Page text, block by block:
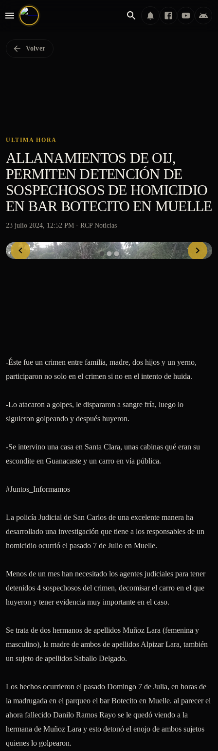
Volver
ULTIMA HORA
ALLANAMIENTOS DE OIJ,
PERMITEN DETENCIÓN DE
SOSPECHOSOS DE HOMICIDIO
EN BAR BOTECITO EN MUELLE
23 julio 2024, 12:52 PM · RCP Noticias
-Éste fue un crimen entre familia, madre, dos hijos y un yerno,
participaron no solo en el crimen si no en el intento de huida.
-Lo atacaron a golpes, le dispararon a sangre fría, luego lo
siguieron golpeando y después huyeron.
-Se intervino una casa en Santa Clara, unas cabinas qué eran su
escondite en Guanacaste y un carro en vía pública.
#Juntos_Informamos
La policía Judicial de San Carlos de una excelente manera ha
desarrollado una investigación que tiene a los responsables de un
homicidio ocurrió el pasado 7 de Julio en Muelle.
Menos de un mes han necesitado los agentes judiciales para tener
detenidos 4 sospechosos del crimen, decomisar el carro en el que
huyeron y tener evidencia muy importante en el caso.
Se trata de dos hermanos de apellidos Muñoz Lara (femenina y
masculino), la madre de ambos de apellidos Alpizar Lara, también
un sujeto de apellidos Saballo Delgado.
Los hechos ocurrieron el pasado Domingo 7 de Julia, en horas de
la madrugada en el parqueo el bar Botecito en Muelle. al parecer el
ahora fallecido Danilo Ramos Rayo se le quedó viendo a la
hermana de Muñoz Lara y esto detonó el enojo de ambos sujetos
quienes lo golpearon.